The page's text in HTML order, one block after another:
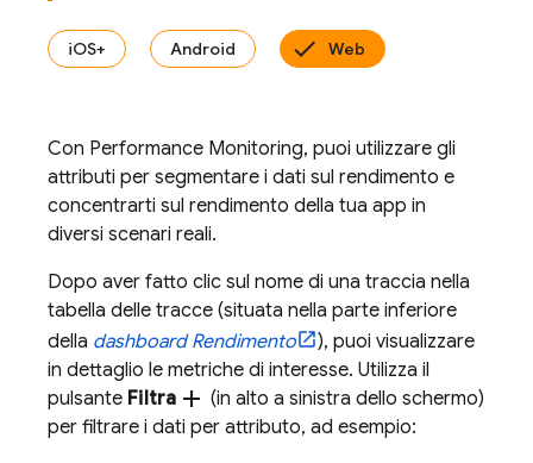
iOS+ Android Web
Con Performance Monitoring, puoi utilizzare gli
attributi per segmentare i dati sul rendimento e
concentrarti sul rendimento della tua app in
diversi scenari reali.
Dopo aver fatto clic sul nome di una traccia nella
tabella delle tracce (situata nella parte inferiore
della dashboard Rendimento
), puoi visualizzare
in dettaglio le metriche di interesse. Utilizza il
pulsante Filtra add (in alto a sinistra dello schermo)
per filtrare i dati per attributo, ad esempio: